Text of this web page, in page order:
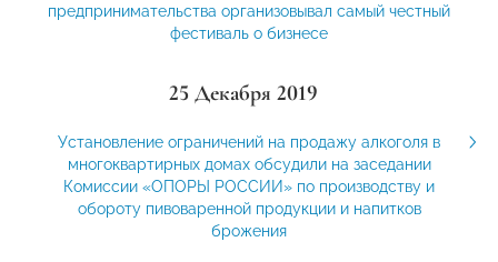
предпринимательства организовывал самый честный
фестиваль о бизнесе
25 Декабря 2019
Установление ограничений на продажу алкоголя в
многоквартирных домах обсудили на заседании
Комиссии «ОПОРЫ РОССИИ» по производству и
обороту пивоваренной продукции и напитков
брожения